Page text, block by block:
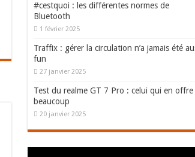
#cestquoi : les différentes normes de
Bluetooth
1 février 2025
Traffix : gérer la circulation n’a jamais été
fun
27 janvier 2025
Test du realme GT 7 Pro : celui qui en offre
beaucoup
20 janvier 2025